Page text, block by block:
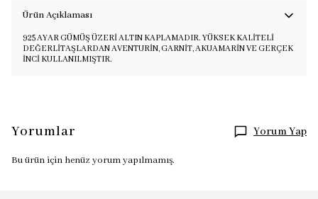
Ürün Açıklaması
925 AYAR GÜMÜŞ ÜZERİ ALTIN KAPLAMADIR. YÜKSEK KALİTELİ
DEĞERLİTAŞLARDAN AVENTURİN, GARNİT, AKUAMARİN VE GERÇEK
İNCİ KULLANILMIŞTIR.
Yorumlar Yorum Yap
Bu ürün için henüz yorum yapılmamış.